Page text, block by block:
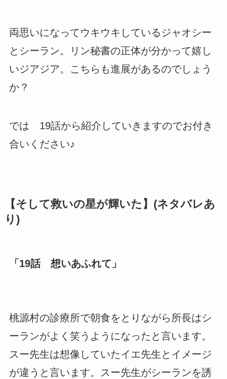
両思いになってウキウキしているジャオシー
とシーラン。リン秘書の正体が分かって嬉し
いジアジア。こちらも進展があるのでしょう
か？
では 19話から紹介していきますのでお付き
合いください♪
【そして救いの星が輝いた】(ネタバレあ
り)
「19話 想いあふれて」
桃源村の診療所で朝食をとりながら所長はシ
ーランがよく笑うようになったと言います。
スー先生は想像していたイエ先生とイメージ
が違うと言います。スー先生がシーランを誘